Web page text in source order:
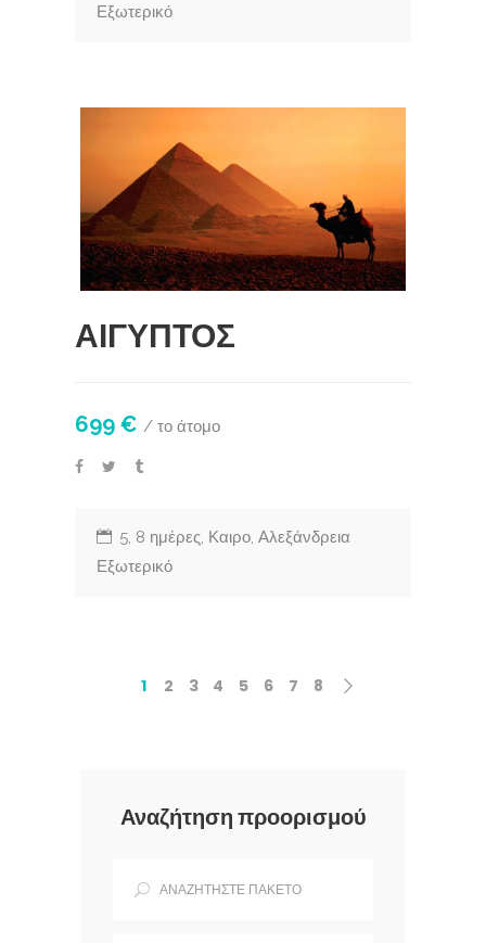
Εξωτερικό
ΑΙΓΥΠΤΟΣ
699 € / το άτομο
5, 8 ημέρες, Καιρο, Αλεξάνδρεια
Εξωτερικό
1 2 3 4 5 6 7 8
Αναζήτηση προορισμού